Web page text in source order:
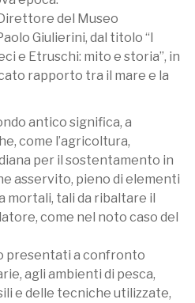
del Museo
Giulierini, dal titolo “I
e Etruschi: mito e storia”, in
rapporto tra il mare e la
antico significa, a
come l’agricoltura,
per il sostentamento in
asservito, pieno di elementi
mortali, tali da ribaltare il
come nel noto caso del
presentati a confronto
agli ambienti di pesca,
e delle tecniche utilizzate,